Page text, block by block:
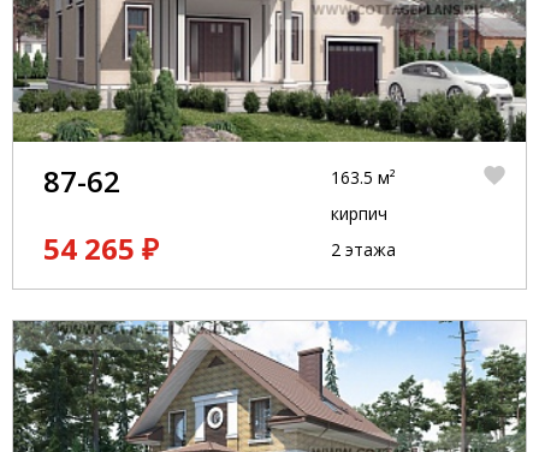
87-62
54 265 ₽
163.5 м²
кирпич
2 этажа